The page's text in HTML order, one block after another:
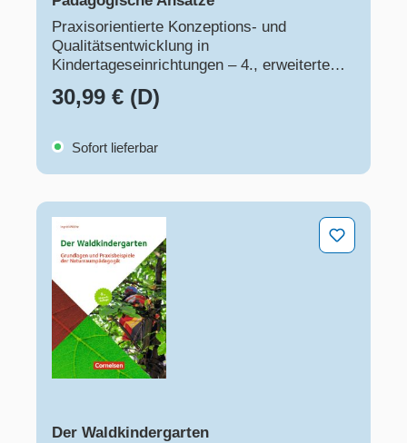
Praxisorientierte Konzeptions- und
Qualitätsentwicklung in
Kindertageseinrichtungen – 4., erweiterte
30,99 € (D)
Sofort lieferbar
Der Waldkindergarten
Der Waldkindergarten